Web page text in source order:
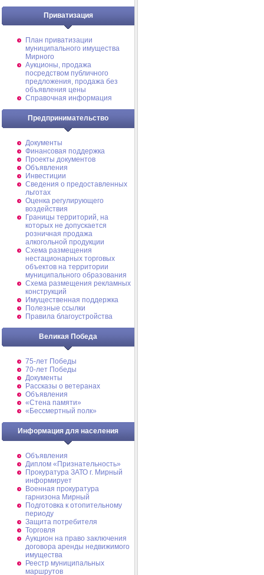
Приватизация
План приватизации
муниципального имущества
Мирного
Аукционы, продажа
посредством публичного
предложения, продажа без
объявления цены
Справочная информация
Предпринимательство
Документы
Финансовая поддержка
Проекты документов
Объявления
Инвестиции
Сведения о предоставленных
льготах
Оценка регулирующего
воздействия
Границы территорий, на
которых не допускается
розничная продажа
алкогольной продукции
Схема размещения
нестационарных торговых
объектов на территории
муниципального образования
Схема размещения рекламных
конструкций
Имущественная поддержка
Полезные ссылки
Правила благоустройства
Великая Победа
75-лет Победы
70-лет Победы
Документы
Рассказы о ветеранах
Объявления
«Стена памяти»
«Бессмертный полк»
Информация для населения
Объявления
Диплом «Признательность»
Прокуратура ЗАТО г. Мирный
информирует
Военная прокуратура
гарнизона Мирный
Подготовка к отопительному
периоду
Защита потребителя
Торговля
Аукцион на право заключения
договора аренды недвижимого
имущества
Реестр муниципальных
маршрутов